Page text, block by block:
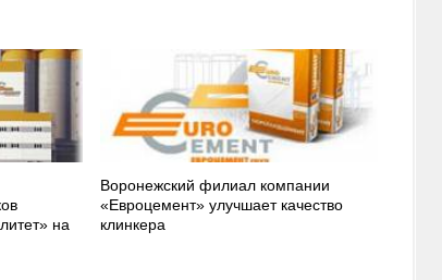
на
Воронежский филиал компании
«Евроцемент» улучшает качество
клинкера